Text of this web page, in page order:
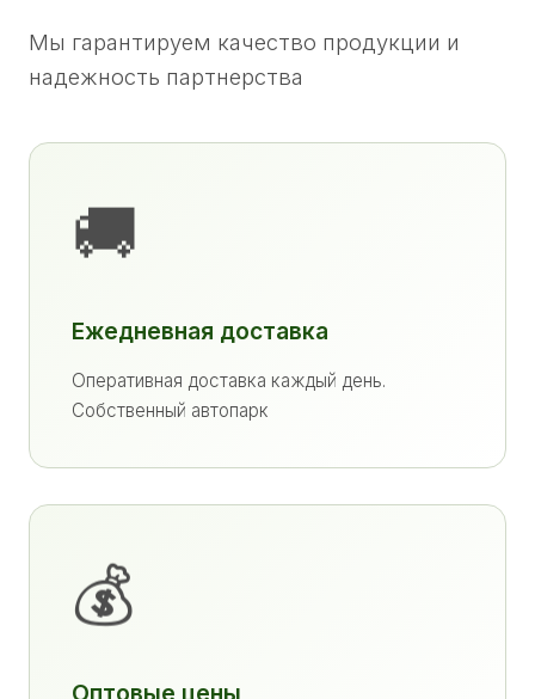
Мы гарантируем качество продукции и
надежность партнерства
🚚
Ежедневная доставка
Оперативная доставка каждый день.
Собственный автопарк
💰
Оптовые цены